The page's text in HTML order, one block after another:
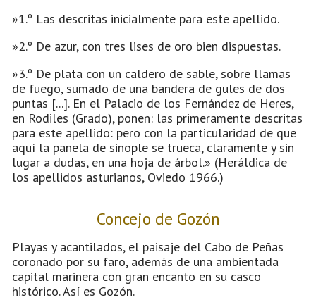
»1.º Las descritas inicialmente para este apellido.
»2.º De azur, con tres lises de oro bien dispuestas.
»3.º De plata con un caldero de sable, sobre llamas
de fuego, sumado de una bandera de gules de dos
puntas [...]. En el Palacio de los Fernández de Heres,
en Rodiles (Grado), ponen: las primeramente descritas
para este apellido: pero con la particularidad de que
aquí la panela de sinople se trueca, claramente y sin
lugar a dudas, en una hoja de árbol.» (Heráldica de
los apellidos asturianos, Oviedo 1966.)
Concejo de Gozón
Playas y acantilados, el paisaje del Cabo de Peñas
coronado por su faro, además de una ambientada
capital marinera con gran encanto en su casco
histórico. Así es Gozón.